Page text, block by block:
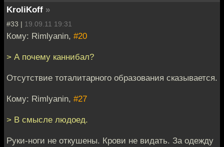
KroliKoff »
#33 | 19.09.11 19:31
Кому: Rimlyanin, #20
> А почему каннибал?
Отсутствие тоталитарного образования сказывается.
Кому: Rimlyanin, #27
> В смысле людоед.
Руки-ноги не откушены. Крови не видать. За одежду